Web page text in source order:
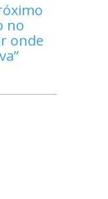
no
onde